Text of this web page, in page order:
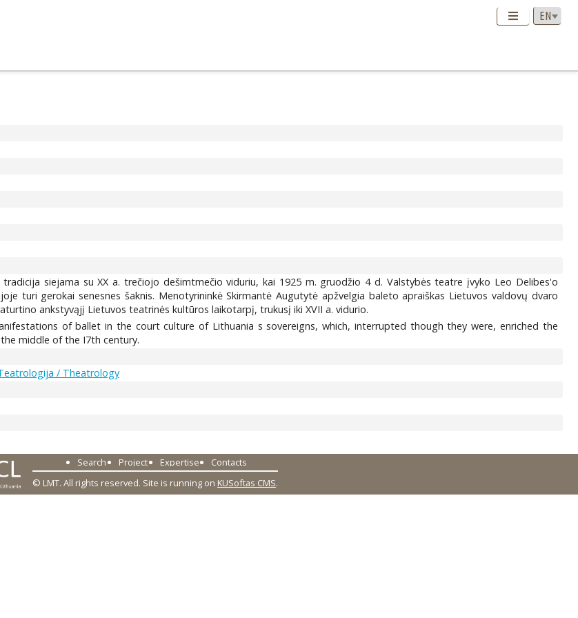
siejama su XX a. trečiojo dešimtmečio viduriu, kai 1925 m. gruodžio 4 d. Valstybės teatre įvyko Leo Delibes'o
turi gerokai senesnes šaknis. Menotyrininkė Skirmantė Augutytė apžvelgia baleto apraiškas Lietuvos valdovų dvaro
ankstyvąjį Lietuvos teatrinės kultūros laikotarpį, trukusį iki XVII a. vidurio.
of ballet in the court culture of Lithuania s sovereigns, which, interrupted though they were, enriched the
middle of the I7th century.
/ Theatrology
Search Project Expertise
Contacts
© LMT. All rights reserved. Site is running on KUSoftas CMS.